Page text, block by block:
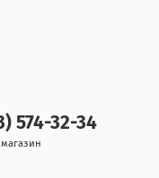
574-32-34